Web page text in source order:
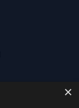
×